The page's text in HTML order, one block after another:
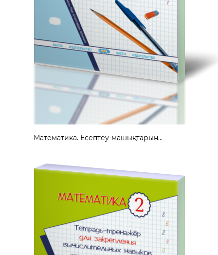
Математика. Есептеу-машықтарын...